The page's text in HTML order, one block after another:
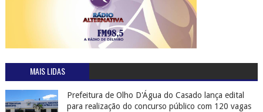
MAIS LIDAS
Prefeitura de Olho D'Água do Casado lança edital
para realização do concurso público com 120 vagas